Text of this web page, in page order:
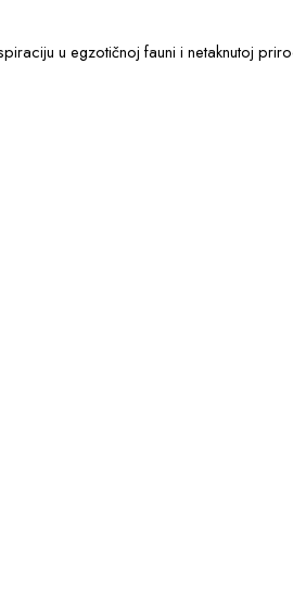
u egzotičnoj fauni i netaknutoj